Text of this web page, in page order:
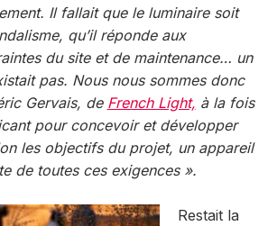
Il fallait que le luminaire soit
qu’il réponde aux
du site et de maintenance… un
pas. Nous nous sommes donc
Gervais, de French Light, à la fois
pour concevoir et développer
les objectifs du projet, un appareil
de toutes ces exigences ».
Restait la